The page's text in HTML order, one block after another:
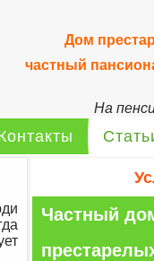
Дом
частный
На
Частный